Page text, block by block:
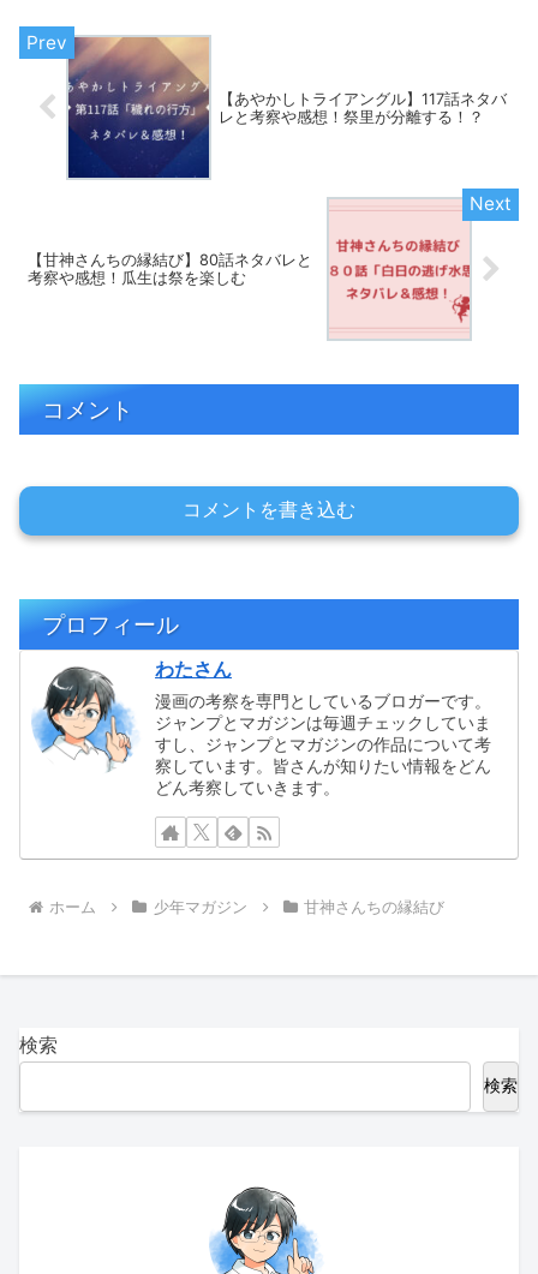
【あやかしトライアングル】117話ネタバ
レと考察や感想！祭里が分離する！？
【甘神さんちの縁結び】80話ネタバレと
考察や感想！瓜生は祭を楽しむ
コメント
コメントを書き込む
プロフィール
わたさん
漫画の考察を専門としているブロガーです。
ジャンプとマガジンは毎週チェックしていま
すし、ジャンプとマガジンの作品について考
察しています。皆さんが知りたい情報をどん
どん考察していきます。
ホーム 少年マガジン 甘神さんちの縁結び
検索
検索